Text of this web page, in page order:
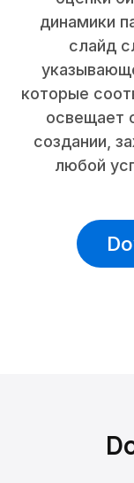
динамики
слайд
которые
освещает
создании,
любой